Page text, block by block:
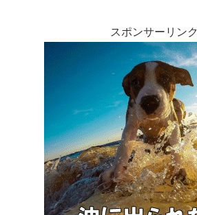
スポンサーリンク